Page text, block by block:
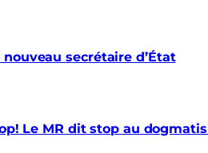
secrétaire d’État
Le MR dit stop au